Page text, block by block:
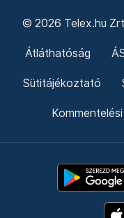
© 2026 Telex.hu
Átláthatóság
Sütitájékoztató